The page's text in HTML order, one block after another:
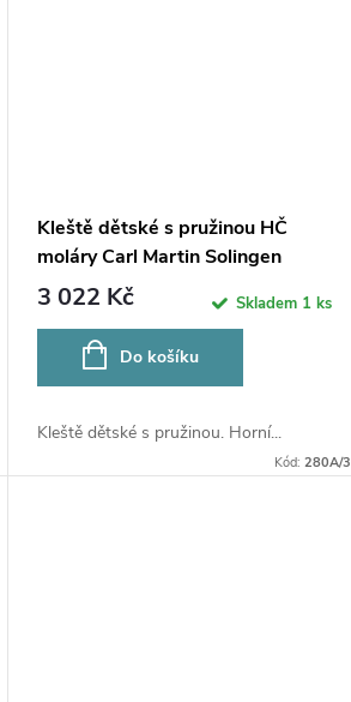
Kleště dětské s pružinou HČ
moláry Carl Martin Solingen
280A/3
3 022 Kč Skladem 1 ks
Do košíku
Kleště dětské s pružinou. Horní...
Kód: 280A/3